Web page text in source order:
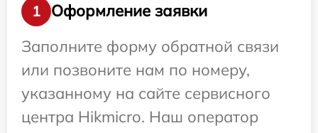
1
Оформление заявки
Заполните форму обратной связи
или позвоните нам по номеру,
указанному на сайте сервисного
центра Hikmicro. Наш оператор